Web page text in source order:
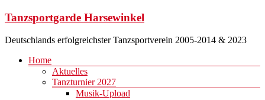
Zum
springen
Tanzsportgarde Harsewinkel
Deutschlands erfolgreichster Tanzsportverein 2005-2014 & 2023
Menü
Home
Aktuelles
Tanzturnier 2027
Musik-Upload